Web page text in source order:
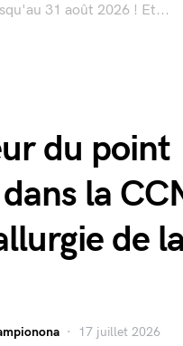
31 août 2026 ! Et...
du point
la
de la
17 juillet 2026